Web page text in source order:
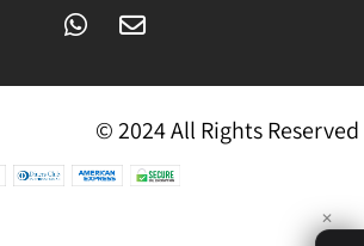
© 2024 All Rights Reserved
✕